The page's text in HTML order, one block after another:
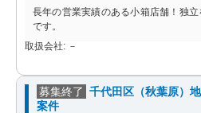
長年の営業実績のある小箱店舗！独
です。
取扱会社: －
募集終了 千代田区（秋葉原）
案件